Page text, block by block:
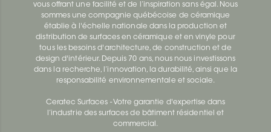
vous offrant une facilité et de l’inspiration sans égal. Nous
sommes une compagnie québécoise de céramique
établie à l'échelle nationale dans la production et
distribution de surfaces en céramique et en vinyle pour
tous les besoins d'architecture, de construction et de
design d'intérieur. Depuis 70 ans, nous nous investissons
dans la recherche, l’innovation, la durabilité, ainsi que la
responsabilité environnementale et sociale.
Ceratec Surfaces - Votre garantie d'expertise dans
l’industrie des surfaces de bâtiment résidentiel et
commercial.